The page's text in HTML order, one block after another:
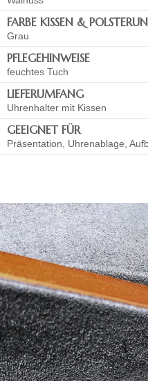
FARBE KISSEN &
Grau
PFLEGEHINWEISE
feuchtes Tuch
LIEFERUMFANG
Uhrenhalter mit Kissen
GEEIGNET FÜR
Präsentation, Uhrenablage,